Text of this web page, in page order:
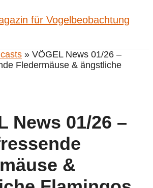
» VÖGEL News 01/26 –
Fledermäuse & ängstliche
News 01/26 –
&